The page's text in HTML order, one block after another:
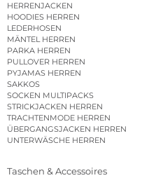
HERRENJACKEN
HOODIES HERREN
LEDERHOSEN
MÄNTEL HERREN
PARKA HERREN
PULLOVER HERREN
PYJAMAS HERREN
SAKKOS
SOCKEN MULTIPACKS
STRICKJACKEN HERREN
TRACHTENMODE HERREN
ÜBERGANGSJACKEN HERREN
UNTERWÄSCHE HERREN
Taschen & Accessoires